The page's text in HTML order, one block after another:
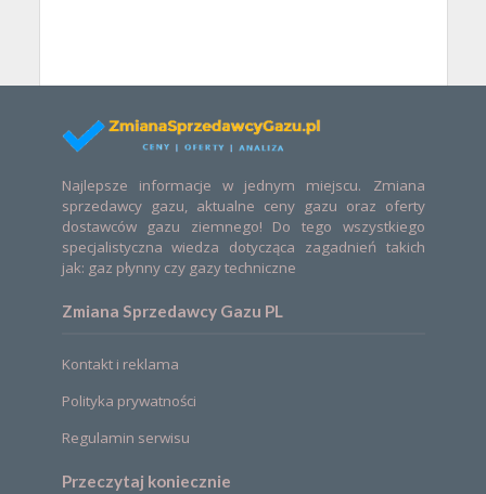
Najlepsze informacje w jednym miejscu. Zmiana
sprzedawcy gazu, aktualne ceny gazu oraz oferty
dostawców gazu ziemnego! Do tego wszystkiego
specjalistyczna wiedza dotycząca zagadnień takich
jak: gaz płynny czy gazy techniczne
Zmiana Sprzedawcy Gazu PL
Kontakt i reklama
Polityka prywatności
Regulamin serwisu
Przeczytaj koniecznie